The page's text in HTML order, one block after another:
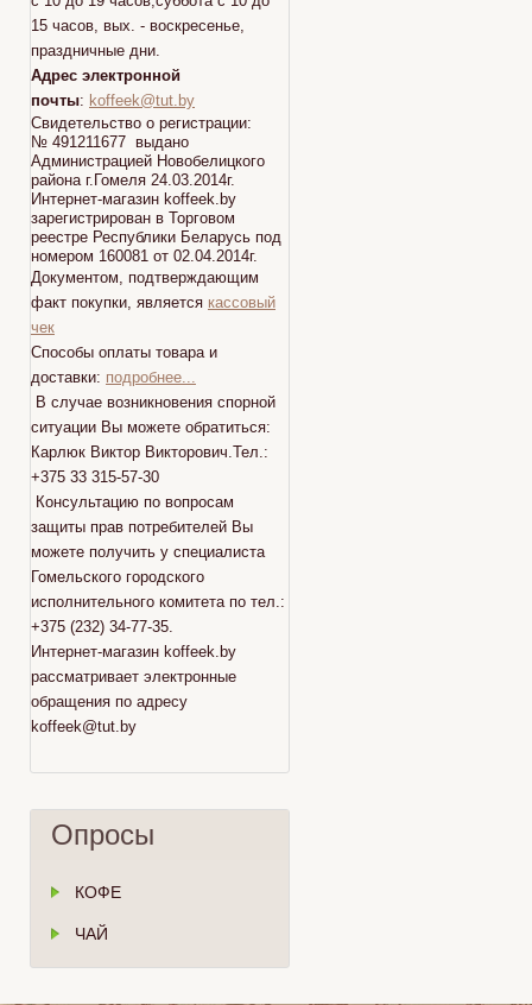
15 часов, вых. - воскресенье,
праздничные дни.
Адрес электронной
почты: koffeek@tut.by
Свидетельство о регистрации:
№ 491211677 выдано
Администрацией Новобелицкого
района г.Гомеля 24.03.2014г.
Интернет-магазин koffeek.by
зарегистрирован в Торговом
реестре Республики Беларусь под
номером 160081 от 02.04.2014г.
Документом, подтверждающим
факт покупки, является кассовый
чек
Способы оплаты товара и
доставки: подробнее...
В случае возникновения спорной
ситуации Вы можете обратиться:
Карлюк Виктор Викторович.Тел.:
+375 33 315-57-30
Консультацию по вопросам
защиты прав потребителей Вы
можете получить у специалиста
Гомельского городского
исполнительного комитета по тел.:
+375 (232) 34-77-35.
Интернет-магазин koffeek.by
рассматривает электронные
обращения по адресу
koffeek@tut.by
Опросы
КОФЕ
ЧАЙ